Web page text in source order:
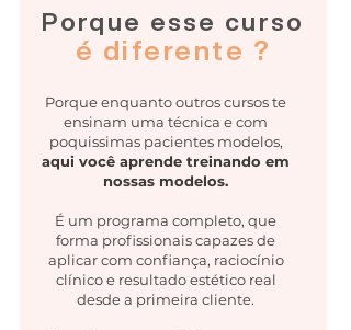
Porque esse curso
é diferente ?
Porque enquanto outros cursos te
ensinam uma técnica e com
poquissimas pacientes modelos,
aqui você aprende treinando em
nossas modelos.
É um programa completo, que
forma profissionais capazes de
aplicar com confiança, raciocínio
clínico e resultado estético real
desde a primeira cliente.